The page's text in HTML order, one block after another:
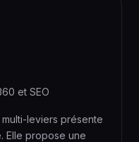
et SEO
leviers présente
Elle propose une